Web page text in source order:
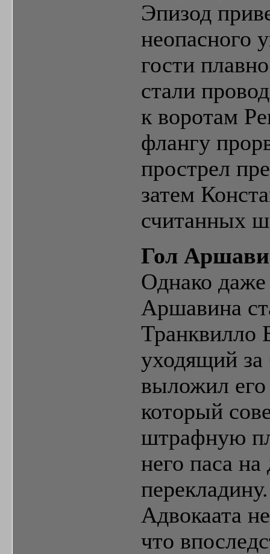
Эпизод
неопасного
гости
стали
к воротам
флангу
прострел
затем
считанных
Гол
Однако даже
Аршавина
Транквилло
уходящий за
выложил
который
штрафную
него паса
Адвокаата
что